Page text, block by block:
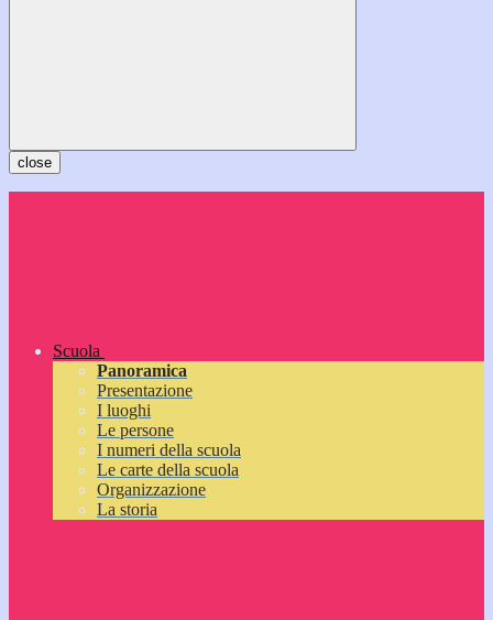
close
Scuola
Panoramica
Presentazione
I luoghi
Le persone
I numeri della scuola
Le carte della scuola
Organizzazione
La storia